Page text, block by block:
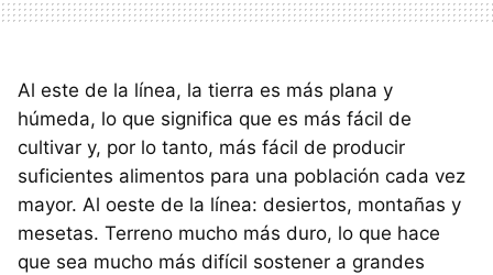
Al este de la línea, la tierra es más plana y
húmeda, lo que significa que es más fácil de
cultivar y, por lo tanto, más fácil de producir
suficientes alimentos para una población cada vez
mayor. Al oeste de la línea: desiertos, montañas y
mesetas. Terreno mucho más duro, lo que hace
que sea mucho más difícil sostener a grandes